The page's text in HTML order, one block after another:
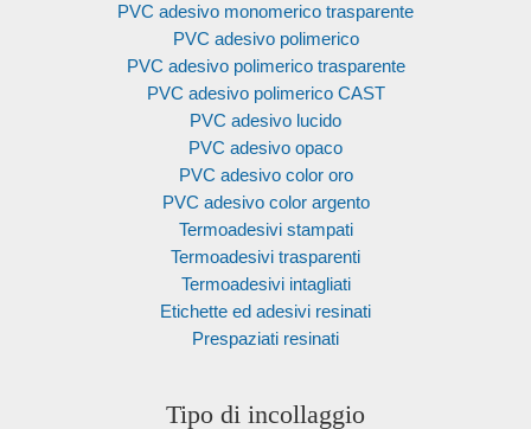
PVC adesivo monomerico trasparente
PVC adesivo polimerico
PVC adesivo polimerico trasparente
PVC adesivo polimerico CAST
PVC adesivo lucido
PVC adesivo opaco
PVC adesivo color oro
PVC adesivo color argento
Termoadesivi stampati
Termoadesivi trasparenti
Termoadesivi intagliati
Etichette ed adesivi resinati
Prespaziati resinati
Tipo di incollaggio